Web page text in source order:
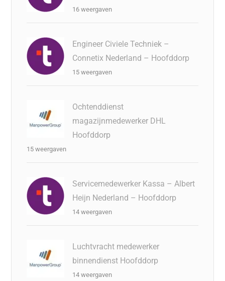
16 weergaven
Engineer Civiele Techniek –
Connetix Nederland – Hoofddorp
15 weergaven
Ochtenddienst
magazijnmedewerker DHL
Hoofddorp
15 weergaven
Servicemedewerker Kassa – Albert
Heijn Nederland – Hoofddorp
14 weergaven
Luchtvracht medewerker
binnendienst Hoofddorp
14 weergaven